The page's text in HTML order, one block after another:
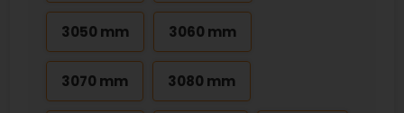
3050 mm 3060 mm
3070 mm 3080 mm